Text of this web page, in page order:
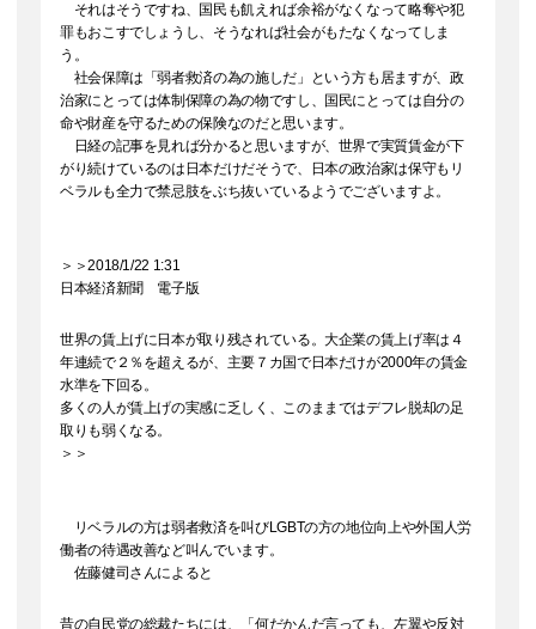
それはそうですね、国民も飢えれば余裕がなくなって略奪や犯
罪もおこすでしょうし、そうなれば社会がもたなくなってしま
う。
社会保障は「弱者救済の為の施しだ」という方も居ますが、政
治家にとっては体制保障の為の物ですし、国民にとっては自分の
命や財産を守るための保険なのだと思います。
日経の記事を見れば分かると思いますが、世界で実質賃金が下
がり続けているのは日本だけだそうで、日本の政治家は保守もリ
ベラルも全力で禁忌肢をぶち抜いているようでございますよ。
＞＞2018/1/22 1:31
日本経済新聞 電子版
世界の賃上げに日本が取り残されている。大企業の賃上げ率は４
年連続で２％を超えるが、主要７カ国で日本だけが2000年の賃金
水準を下回る。
多くの人が賃上げの実感に乏しく、このままではデフレ脱却の足
取りも弱くなる。
＞＞
リベラルの方は弱者救済を叫びLGBTの方の地位向上や外国人労
働者の待遇改善など叫んでいます。
佐藤健司さんによると
昔の自民党の総裁たちには、「何だかんだ言っても、左翼や反対